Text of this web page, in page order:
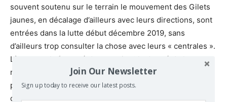
souvent soutenu sur le terrain le mouvement des Gilets
jaunes, en décalage d’ailleurs avec leurs directions, sont
entrées dans la lutte début décembre 2019, sans
d’ailleurs trop consulter la chose avec leurs « centrales ».
Là encore, la fermeté du pouvoir et la dureté de la
répression ont soulevé les hauts le cœur d’une grande
partie de la société jusque-là passive, et chacun d’y aller
de sa méthode de soutien au mouvement qui recueille
Join Our Newsletter
Sign up today to receive our latest posts.